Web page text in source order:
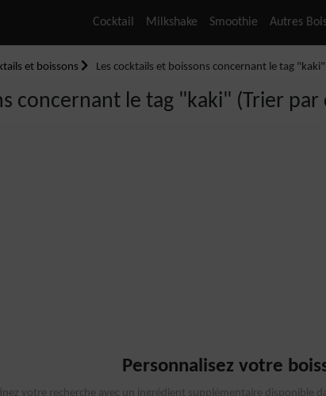
Cocktail Milkshake Smoothie Autres
et boissons Les cocktails et boissons concernant le tag
concernant le tag "kaki" (Trier
Personnalisez votre
votre recherche avec un ingrédient supplémentaire disponible